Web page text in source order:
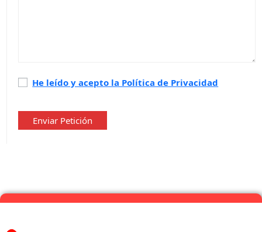
Política
privacidad*
He leído y acepto la Política de Privacidad
Enviar Petición